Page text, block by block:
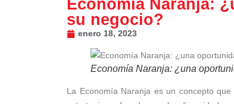
Economía Naranja:
su negocio?
enero 18, 2023
Economía Naranja: ¿una
La Economía Naranja es un concepto